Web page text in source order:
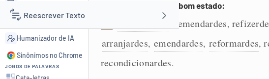
Reescrever Texto
Resumir Texto
Corrigir Texto
Detector de IA
Humanizador de IA
Sinônimos no Chrome
JOGOS DE PALAVRAS
Consertar, pondo em bom estado:
consertardes remendardes,
arranjardes, emendardes, reformardes,
recondicionardes.